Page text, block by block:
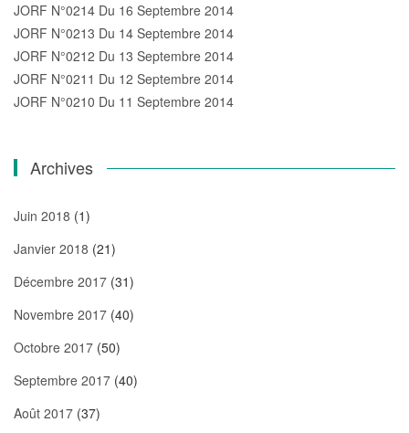
JORF N°0214 Du 16 Septembre 2014
JORF N°0213 Du 14 Septembre 2014
JORF N°0212 Du 13 Septembre 2014
JORF N°0211 Du 12 Septembre 2014
JORF N°0210 Du 11 Septembre 2014
Archives
Juin 2018 (1)
Janvier 2018 (21)
Décembre 2017 (31)
Novembre 2017 (40)
Octobre 2017 (50)
Septembre 2017 (40)
Août 2017 (37)